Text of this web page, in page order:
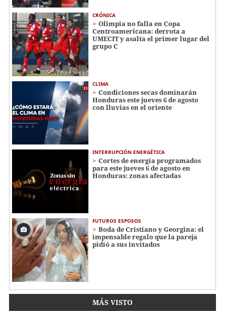
CRÓNICA
Olimpia no falla en Copa
Centroamericana: derrota a
UMECIT y asalta el primer lugar del
grupo C
CLIMA
Condiciones secas dominarán
Honduras este jueves 6 de agosto
con lluvias en el oriente
INTERRUPCIÓN ENERGÉTICA
Cortes de energía programados
para este jueves 6 de agosto en
Honduras: zonas afectadas
FUTUROS ESPOSOS
Boda de Cristiano y Georgina: el
impensable regalo que la pareja
pidió a sus invitados
MÁS VISTO